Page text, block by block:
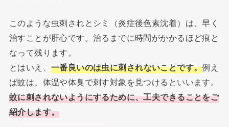
このような虫刺されとシミ（炎症後色素沈着）は、早く
治すことが肝心です。治るまでに時間がかかるほど痕と
なって残ります。
とはいえ、 一番良いのは虫に刺されないことです。例え
ば蚊は、体温や体臭で刺す対象を見つけるといいます。
蚊に刺されないようにするために、工夫できることをご
紹介します。